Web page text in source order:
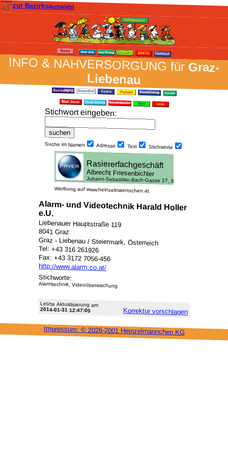
zur Bezirksauswahl
INFO & NAH­VER­SORG­UNG fürGraz-
Liebenau
Stich­wort ein­geben:
Suche im Namen Adresse Text Stich­worte
Werbung auf www.heinzelmaennchen.at
Alarm- und Videotechnik Harald Holler
e.U.
Liebenauer Hauptstraße 119
8041 Graz
Graz - Liebenau / Steiermark, Österreich
Tel: +43 316 261926
Fax: +43 3172 7056-456
http://www.alarm.co.at/
Stichworte:
Alarmtechnik, Videoüberwachung
Letzte Aktu­alisie­rung am
2014-01-31 12:47:00 Korrektur vor­schlagen
Impressum: © 2026-2001 Heinzel­männchen KG